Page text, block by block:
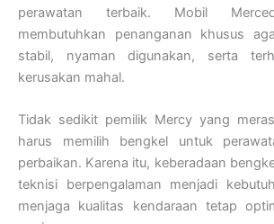
perawatan terbaik. Mobil
membutuhkan penanganan khusus
stabil, nyaman digunakan, serta
kerusakan mahal.
Tidak sedikit pemilik Mercy yang
harus memilih bengkel untuk
perbaikan. Karena itu, keberadaan
teknisi berpengalaman menjadi
menjaga kualitas kendaraan tetap